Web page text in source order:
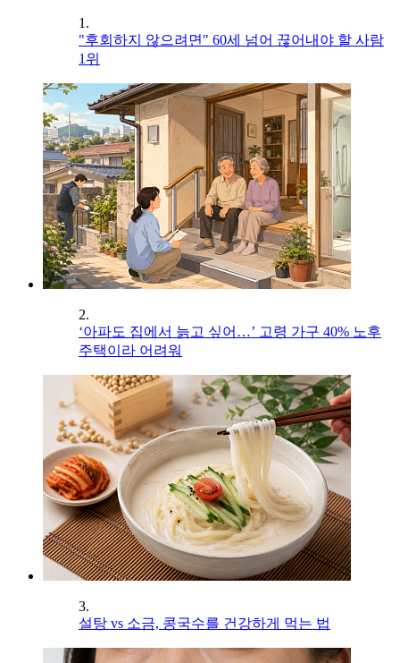
1.
"후회하지 않으려면" 60세 넘어 끊어내야 할 사람
1위
2.
‘아파도 집에서 늙고 싶어…’ 고령 가구 40% 노후
주택이라 어려워
3.
설탕 vs 소금, 콩국수를 건강하게 먹는 법